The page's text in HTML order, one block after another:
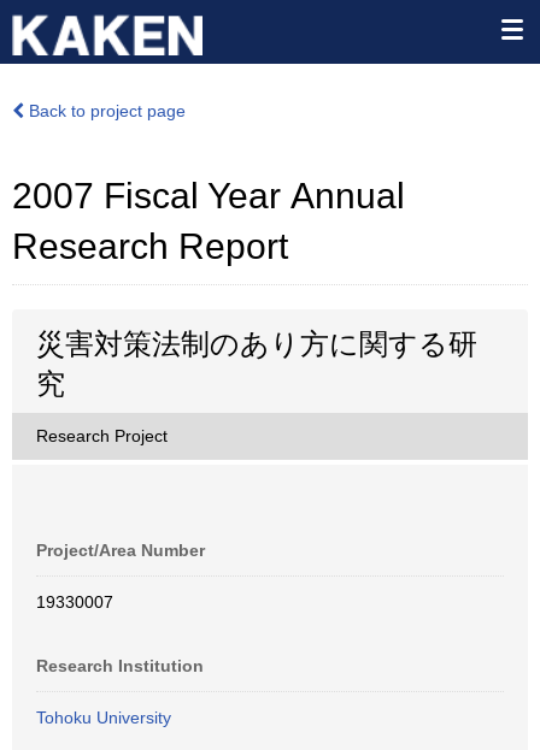
Back to project page
2007 Fiscal Year Annual
Research Report
災害対策法制のあり方に関する研
究
Research Project
Project/Area Number
19330007
Research Institution
Tohoku University